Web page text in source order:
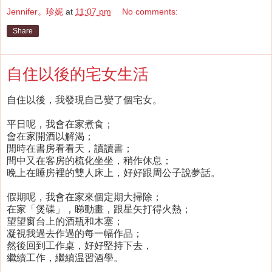
Jennifer。珍妮 at 11:07 pm No comments:
Share
自住以後的宅女生活
自住以後，我發現自己變了個宅女。
平日呢，我會在家煮食；
會在家開酒以解渴；
閒時在書房看看天，讀讀書；
間中又在客房的梳化坐坐，稍作休息；
晚上在睡房裡的雙人床上，好好跟周公子說夢話。
假期呢，我會在家來個定期大掃除；
在家「煲碟」，睇動畫，跟星矢打得火熱；
望望窗台上的酒瓶和木塞；
凝視我過去作過的每一幅作品；
然後回到工作桌，好好堅持下去，
繼續工作，繼續温習酒學。